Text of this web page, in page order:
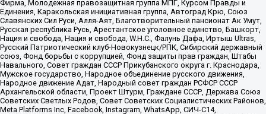
Фирма, Молодежная правозащитная группа МПГ, Курсом Правды и
Единения, Каракольская инициативная группа, Автоград Крю, Союз
Славянских Сил Руси, Алля-Аят, Благотворительный пансионат Ак Умут,
Русская республика Русь, Арестантское уголовное единство, Башкорт,
Нация и свобода, Нация и свобода, W.H.С., Фалунь Дафа, Иртыш Ultras,
Русский Патриотический клуб-Новокузнецк/РПК, Сибирский державный
союз, Фонд борьбы с коррупцией, Фонд защиты прав граждан, Штабы
Навального, Совет граждан СССР Прикубанского округа г. Краснодара,
Мужское государство, Народное объединение русского движения,
Народное движение Адат, Народный совет граждан РСФСР СССР
Архангельской области, Проект Штурм, Граждане СССР, Держава Союз
Советских Светлых Родов, Совет Советских Социалистических Районов,
Meta Platforms Inc, Facebook, Instagram, WhatsApp, СИЧ-С14,